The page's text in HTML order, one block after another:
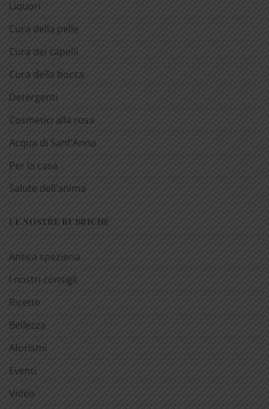
Liquori
Cura della pelle
Cura dei capelli
Cura della bocca
Detergenti
Cosmetici alla rosa
Acqua di Sant’Anna
Per la casa
Salute dell’anima
LE NOSTRE RUBRICHE
Antica spezieria
I nostri consigli
Ricette
Bellezza
Aforismi
Eventi
Video